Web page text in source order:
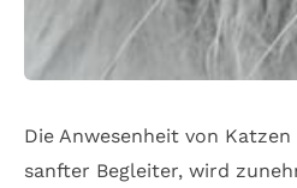
Die Anwesenheit von
sanfter Begleiter, wird